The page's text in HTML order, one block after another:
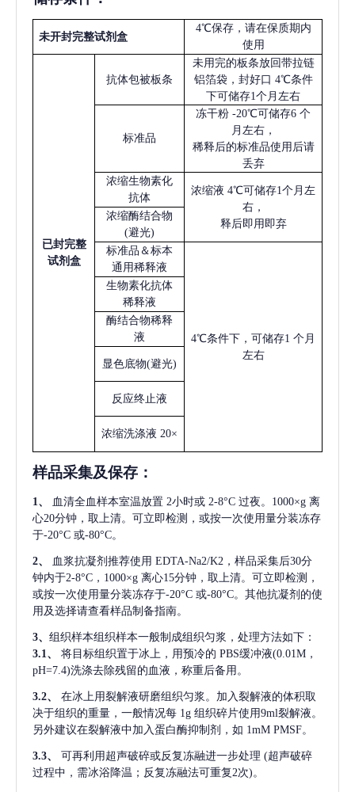
未开封完整试剂盒
4℃保存，请在保质期内
使用
已封完整
试剂盒
抗体包被板条
未用完的板条放回带拉链
铝箔袋，封好口 4℃条件
下可储存1个月左右
标准品
冻干粉 -20℃可储存6 个
月左右，
稀释后的标准品使用后请
丢弃
浓缩生物素化
抗体
浓缩液 4℃可储存1个月左
右，
释后即用即弃
浓缩酶结合物
(避光)
标准品＆标本
通用稀释液
4℃条件下，可储存1 个月
左右
生物素化抗体
稀释液
酶结合物稀释
液
显色底物(避光)
反应终止液
浓缩洗涤液 20×
样品采集及保存 ：
1、 血清全血样本室温放置 2小时或 2-8°C 过夜。1000×g 离
心20分钟，取上清。可立即检测，或按一次使用量分装冻存
于-20°C 或-80°C。
2、 血浆抗凝剂推荐使用 EDTA-Na2/K2，样品采集后30分
钟内于2-8°C，1000×g 离心15分钟，取上清。可立即检测，
或按一次使用量分装冻存于-20°C 或-80°C。其他抗凝剂的使
用及选择请查看样品制备指南。
3、 组织样本组织样本一般制成组织匀浆，处理方法如下：
3.1、
将目标组织置于冰上，用预冷的 PBS缓冲液(0.01M，
pH=7.4)洗涤去除残留的血液，称重后备用。
3.2、
在冰上用裂解液研磨组织匀浆。加入裂解液的体积取
决于组织的重量，一般情况每 1g 组织碎片使用9ml裂解液。
另外建议在裂解液中加入蛋白酶抑制剂，如 1mM PMSF。
3.3、 可再利用超声破碎或反复冻融进一步处理 (超声破碎
过程中，需冰浴降温；反复冻融法可重复2次)。